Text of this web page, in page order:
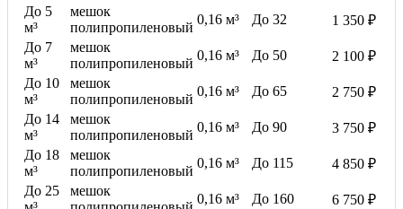
До 5
м³
мешок
полипропиленовый
0,16 м³ До 32
1 350 ₽
До 7
м³
мешок
полипропиленовый
0,16 м³ До 50
2 100 ₽
До 10
м³
мешок
полипропиленовый
0,16 м³ До 65
2 750 ₽
До 14
м³
мешок
полипропиленовый
0,16 м³ До 90
3 750 ₽
До 18
м³
мешок
полипропиленовый
0,16 м³ До 115
4 850 ₽
До 25
мешок
0,16 м³ До 160
6 750 ₽